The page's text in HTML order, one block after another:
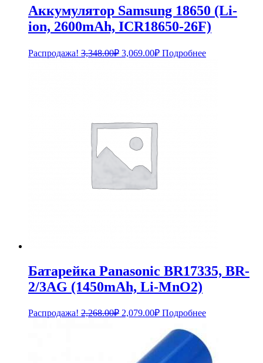
Аккумулятор Samsung 18650 (Li-
ion, 2600mAh, ICR18650-26F)
Распродажа! 3,348.00₽ Первоначальная
3,069.00₽Текущая
цена:
Подробнее
Батарейка Panasonic BR17335, BR-
2/3AG (1450mAh, Li-MnO2)
Распродажа! 2,268.00₽ Первоначальная
2,268.00₽.
2,079.00₽Текущая
2,079.00₽.
Подробнее